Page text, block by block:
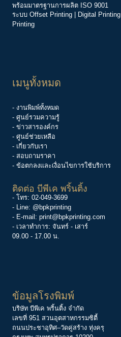
พร้อมมาตรฐานการผลิต ISO 9001
ระบบ Offset Printing Digital Printing
Printing
เมนูทั้งหมด
- งานพิมพ์ทั้งหมด
- ศูนย์รวมความรู้
- ข่าวสารองค์กร
- ศูนย์ช่วยเหลือ
- เกี่ยวกับเรา
- สอบถามราคา
- ข้อตกลงและเงื่อนไขการใช้บริการ
ติดต่อ บีพีเค พริ้นติ้ง
- โทร: 02-049-3699
- Line: @bpkprinting
- E-mail: print@bpkprinting.com
- เวลาทำการ: จันทร์ - เสาร์
09.00 - 17.00 น.
ข้อมูลโรงพิมพ์
บริษัท บีพีเค พริ้นติ้ง จำกัด
เลขที่ 951 สวนอุตสาหกรรมซิตี้
ถนนประชาอุทิศ–วัดคู่สร้าง ทุ่งครุ